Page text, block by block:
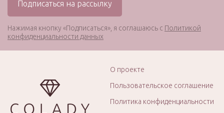
Нажимая кнопку «Подписаться», я соглашаюсь с Политикой
конфиденциальности данных
О проекте
Пользовательское соглашение
Политика конфиденциальности